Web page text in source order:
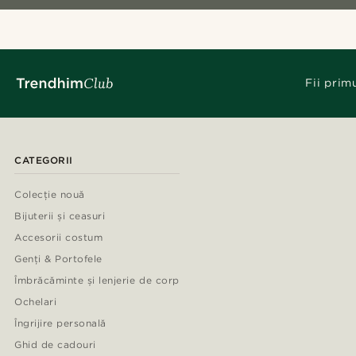
Fii
CATEGORII
Colecție nouă
Bijuterii și ceasuri
Accesorii costum
Genți & Portofele
Îmbrăcăminte și lenjerie de corp
Ochelari
Îngrijire personală
Ghid de cadouri